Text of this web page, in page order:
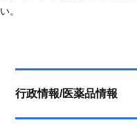
い。
行政情報/医薬品情報